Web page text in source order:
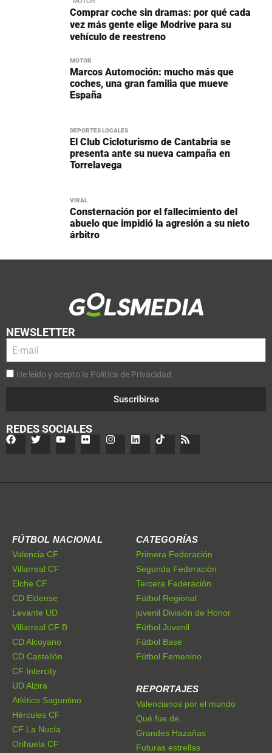
Comprar coche sin dramas: por qué cada
vez más gente elige Modrive para su
vehículo de reestreno
MOTOR
Marcos Automoción: mucho más que
coches, una gran familia que mueve
España
DEPORTES LOCALES
El Club Cicloturismo de Cantabria se
presenta ante su nueva campaña en
Torrelavega
VIRAL
Consternación por el fallecimiento del
abuelo que impidió la agresión a su nieto
árbitro
NEWSLETTER
He leído y acepto la Política de Privacidad.
Suscribirse
REDES SOCIALES
FÚTBOL NACIONAL
Valencia CF
Villarreal CF
Elche CF
CD Eldense
Levante UD
Villarreal CF B
CD Alcoyano
CD Castellón
CF Intercity
UD Alzira
Atlético Saguntino
Hércules CF
CF La Nucía
Orihuela CF
CATEGORÍAS
Primera Federación
Segunda Federación
Tercera Federación
Fútbol Regional
juvenil División de Honor
Fútbol Juvenil
Fútbol Base
Fútbol Femenino
REPORTAJES
Valencianos por el mundo
Qué fue de...
Grandes Hazañas
Futuras estrellas